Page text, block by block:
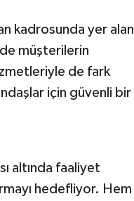
kadrosunda yer alan
müşterilerin
de fark
için güvenli bir
altında faaliyet
hedefliyor. Hem